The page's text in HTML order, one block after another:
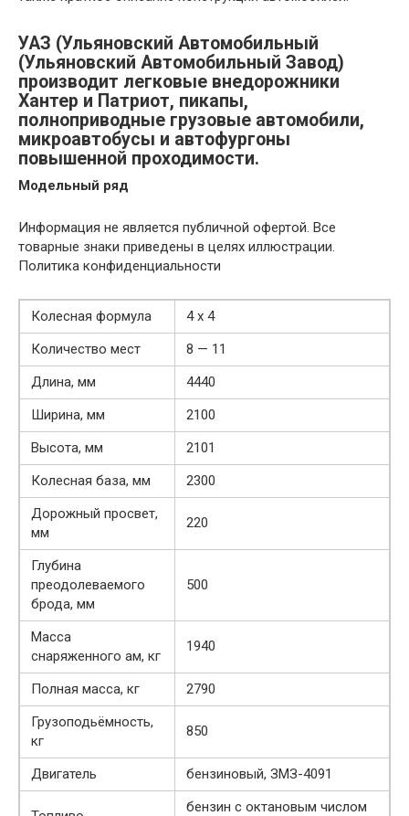
УАЗ (Ульяновский Автомобильный
(Ульяновский Автомобильный Завод)
производит легковые внедорожники
Хантер и Патриот, пикапы,
полноприводные грузовые автомобили,
микроавтобусы и автофургоны
повышенной проходимости.
Модельный ряд
Информация не является публичной офертой. Все
товарные знаки приведены в целях иллюстрации.
Политика конфиденциальности
Колесная формула
4 х 4
Количество мест
8 — 11
Длина, мм
4440
Ширина, мм
2100
Высота, мм
2101
Колесная база, мм
2300
Дорожный просвет,
мм
220
Глубина
преодолеваемого
брода, мм
500
Масса
снаряженного ам, кг
1940
Полная масса, кг
2790
Грузоподьёмность,
кг
850
Двигатель бензиновый, ЗМЗ-4091
бензин с октановым числом